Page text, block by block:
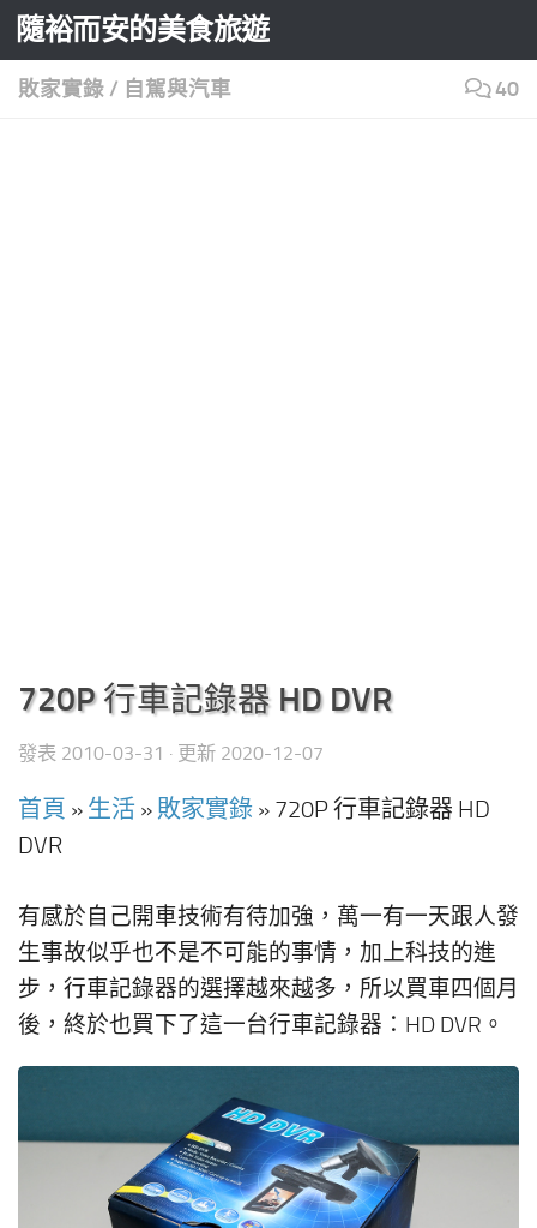
Skip to content
隨裕而安的美食旅遊
敗家實錄 / 自駕與汽車 40
720P 行車記錄器 HD DVR
發表 2010-03-31 · 更新 2020-12-07
首頁 » 生活 » 敗家實錄 » 720P 行車記錄器 HD
DVR
有感於自己開車技術有待加強，萬一有一天跟人發
生事故似乎也不是不可能的事情，加上科技的進
步，行車記錄器的選擇越來越多，所以買車四個月
後，終於也買下了這一台行車記錄器：HD DVR。